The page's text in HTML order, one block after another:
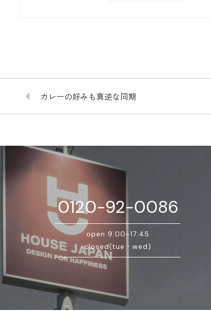
カレーの好みも真逆な同期
0120-92-0086
open 9:00~17:45
closed(tue・wed)